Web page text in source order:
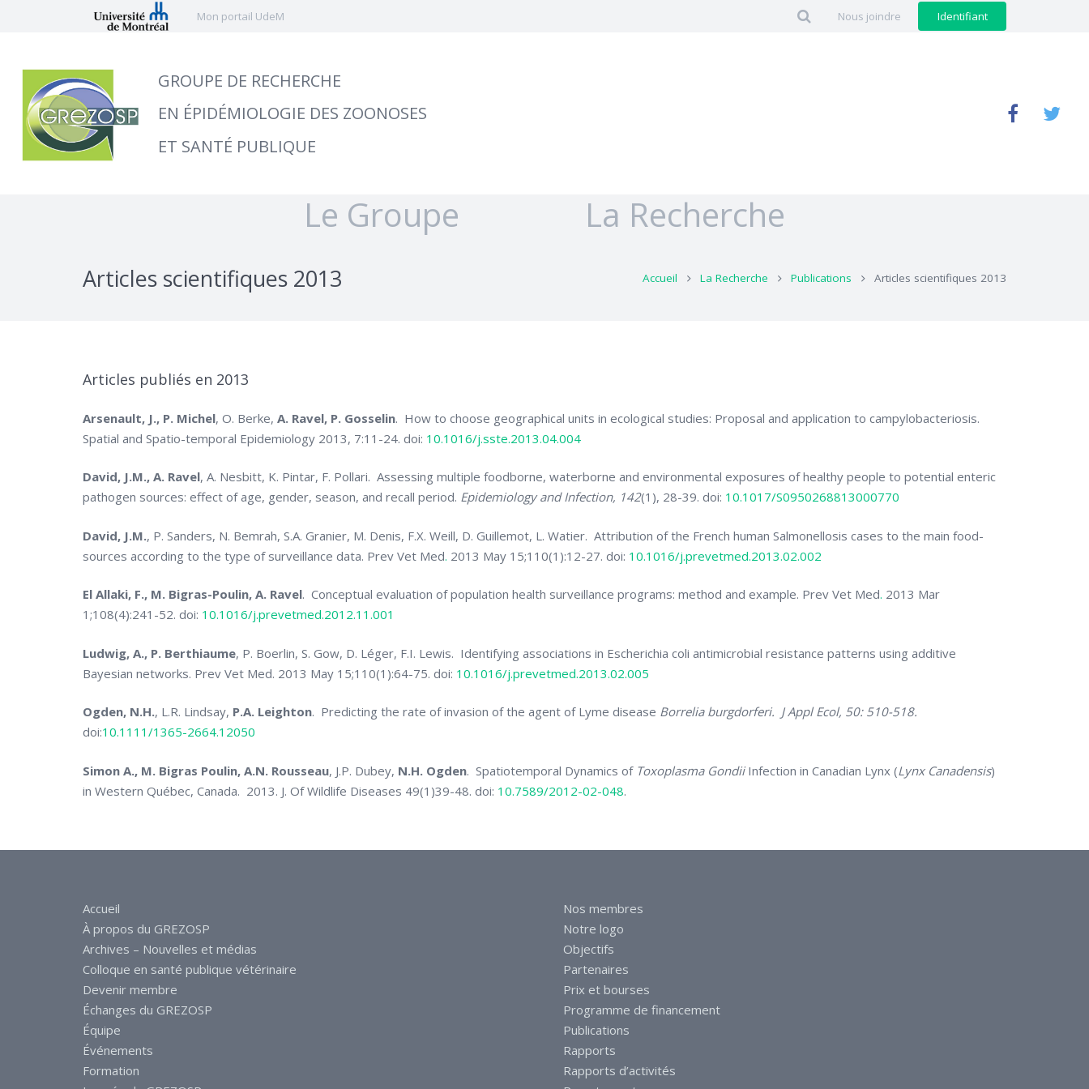
Mon portail UdeM Nous joindre Identifiant
GROUPE DE RECHERCHE
EN ÉPIDÉMIOLOGIE DES ZOONOSES
ET SANTÉ PUBLIQUE
Le Groupe La Recherche
Articles scientifiques 2013 Accueil La Recherche Publications Articles scientifiques 2013
Articles publiés en 2013
Arsenault, J., P. Michel, O. Berke, A. Ravel, P. Gosselin. How to choose geographical units in ecological studies: Proposal and application to campylobacteriosis.
Spatial and Spatio-temporal Epidemiology 2013, 7:11-24. doi: 10.1016/j.sste.2013.04.004
David, J.M., A. Ravel, A. Nesbitt, K. Pintar, F. Pollari. Assessing multiple foodborne, waterborne and environmental exposures of healthy people to potential enteric
pathogen sources: effect of age, gender, season, and recall period. Epidemiology and Infection, 142(1), 28-39. doi: 10.1017/S0950268813000770
David, J.M., P. Sanders, N. Bemrah, S.A. Granier, M. Denis, F.X. Weill, D. Guillemot, L. Watier. Attribution of the French human Salmonellosis cases to the main food-
sources according to the type of surveillance data. Prev Vet Med. 2013 May 15;110(1):12-27. doi: 10.1016/j.prevetmed.2013.02.002
El Allaki, F., M. Bigras-Poulin, A. Ravel. Conceptual evaluation of population health surveillance programs: method and example. Prev Vet Med. 2013 Mar
1;108(4):241-52. doi: 10.1016/j.prevetmed.2012.11.001
Ludwig, A., P. Berthiaume, P. Boerlin, S. Gow, D. Léger, F.I. Lewis. Identifying associations in Escherichia coli antimicrobial resistance patterns using additive
Bayesian networks. Prev Vet Med. 2013 May 15;110(1):64-75. doi: 10.1016/j.prevetmed.2013.02.005
Ogden, N.H., L.R. Lindsay, P.A. Leighton. Predicting the rate of invasion of the agent of Lyme disease Borrelia burgdorferi. J Appl Ecol, 50: 510-518.
doi:10.1111/1365-2664.12050
Simon A., M. Bigras Poulin, A.N. Rousseau, J.P. Dubey, N.H. Ogden. Spatiotemporal Dynamics of Toxoplasma GondiiInfection in Canadian Lynx (Lynx Canadensis)
in Western Québec, Canada. 2013. J. Of Wildlife Diseases 49(1)39-48. doi: 10.7589/2012-02-048.
Accueil
À propos du GREZOSP
Archives – Nouvelles et médias
Colloque en santé publique vétérinaire
Devenir membre
Échanges du GREZOSP
Équipe
Événements
Formation
Nos membres
Notre logo
Objectifs
Partenaires
Prix et bourses
Programme de financement
Publications
Rapports
Rapports d’activités